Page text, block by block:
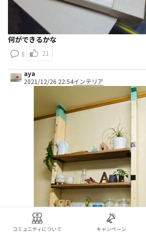
何ができるかな
8 21
aya
2021/12/26 22:54インテリア
コミュニティについて キャンペーン